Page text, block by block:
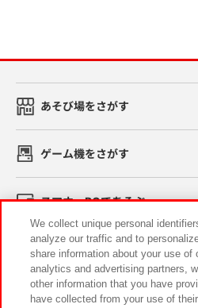
あそび場をさがす
ゲーム機をさがす
スマホ・PCであそぶ
イベント・キャンペーン
We collect unique personal
analyze our traffic and to
share information about your use of
analytics and advertising partners,
other information that you have
have collected from your use of